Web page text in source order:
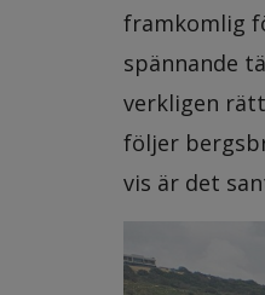
framkomlig
spännande
verkligen
följer
vis är det